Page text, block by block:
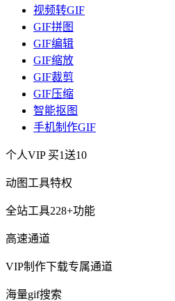
视频转GIF
GIF拼图
GIF编辑
GIF缩放
GIF裁剪
GIF压缩
智能抠图
手机制作GIF
个人VIP 买1送10
动图工具特权
全站工具228+功能
高速通道
VIP制作下载专属通道
海量gif搜索